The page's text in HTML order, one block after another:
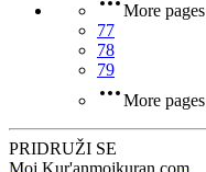
More pages
77
78
79
More pages
PRIDRUŽI SE